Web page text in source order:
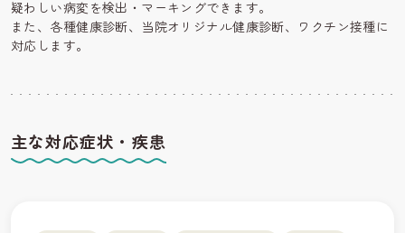
疑わしい病変を検出・マーキングできます。
また、各種健康診断、当院オリジナル健康診断、ワクチン接種に
対応します。
主な対応症状・疾患